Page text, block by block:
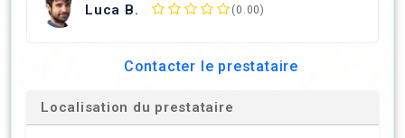
Luca B.
(0.00)
Contacter le prestataire
Localisation du prestataire